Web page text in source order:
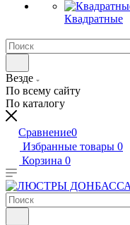
Квадратные
Везде
По всему сайту
По каталогу
Сравнение0
Избранные товары 0
Корзина 0